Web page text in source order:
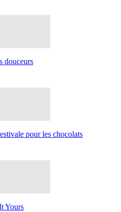
douceurs
pour les chocolats
Yours